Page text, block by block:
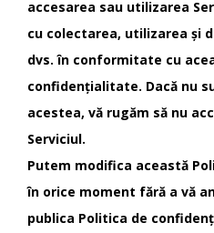
accesarea sau utilizarea
cu colectarea, utilizarea și
dvs. în conformitate cu
confidențialitate. Dacă nu
acestea, vă rugăm să nu
Serviciul.
Putem modifica această
în orice moment fără a vă
publica Politica de